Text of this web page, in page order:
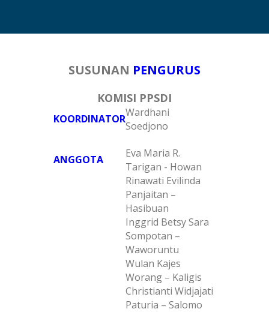
SUSUNAN PENGURUS
KOMISI PPSDI
KOORDINATORWardhani
Soedjono
ANGGOTA
Eva Maria R.
Tarigan - Howan
Rinawati Evilinda
Panjaitan –
Hasibuan
Inggrid Betsy Sara
Sompotan –
Waworuntu
Wulan Kajes
Worang – Kaligis
Christianti Widjajati
Paturia – Salomo